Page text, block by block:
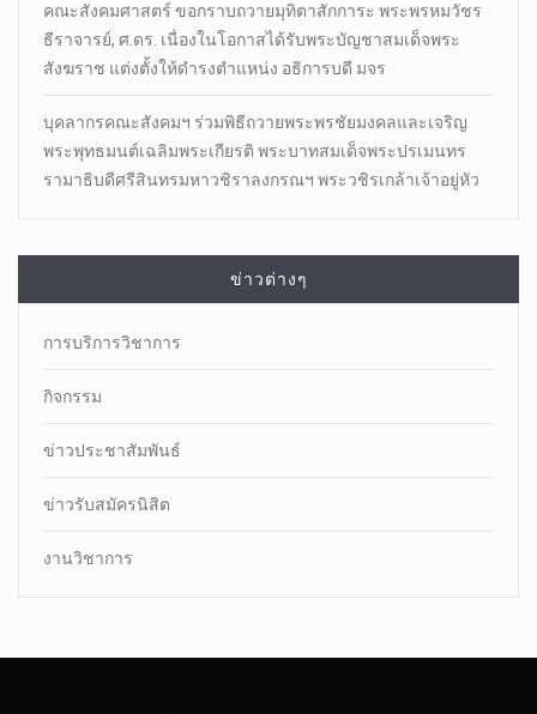
คณะสังคมศาสตร์ ขอกราบถวายมุทิตาสักการะ พระพรหมวัชร
ธีราจารย์, ศ.ดร. เนื่องในโอกาสได้รับพระบัญชาสมเด็จพระ
สังฆราช แต่งตั้งให้ดำรงตำแหน่ง อธิการบดี มจร
บุคลากรคณะสังคมฯ ร่วมพิธีถวายพระพรชัยมงคลและเจริญ
พระพุทธมนต์เฉลิมพระเกียรติ พระบาทสมเด็จพระปรเมนทร
รามาธิบดีศรีสินทรมหาวชิราลงกรณฯ พระวชิรเกล้าเจ้าอยู่หัว
ข่าวต่างๆ
การบริการวิชาการ
กิจกรรม
ข่าวประชาสัมพันธ์
ข่าวรับสมัครนิสิต
งานวิชาการ